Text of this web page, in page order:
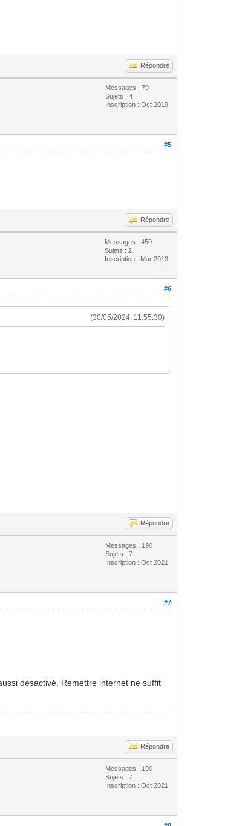
Répondre
Messages : 79
Sujets : 4
Inscription : Oct 2019
#5
Répondre
Messages : 450
Sujets : 2
Inscription : Mar 2013
#6
(30/05/2024, 11:55:30)
Répondre
Messages : 190
Sujets : 7
Inscription : Oct 2021
#7
désactivé. Remettre internet ne suffit
Répondre
Messages : 190
Sujets : 7
Inscription : Oct 2021